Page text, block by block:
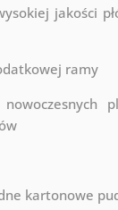
jakości
ramy
kartonowe